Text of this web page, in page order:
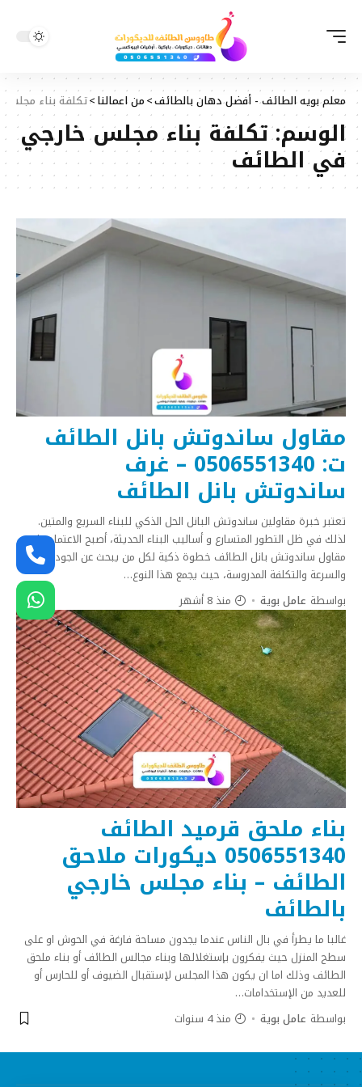
معلم بويه الطائف - أفضل دهان بالطائف>من اعمالنا>تكلفة بناء
الوسم:تكلفة بناء مجلس خارجي
في الطائف
مقاول ساندوتش بانل الطائف
ت: 0506551340 – غرف
ساندوتش بانل الطائف
تعتبر خبرة مقاولين ساندوتش البانل الحل الذكي للبناء السريع والمتين.
لذلك في ظل التطور المتسارع و أساليب البناء الحديثة، أصبح الاعتماد على
مقاول ساندوتش بانل الطائف خطوة ذكية لكل من يبحث عن الجودة
والسرعة والتكلفة المدروسة، حيث يجمع هذا النوع…
بواسطة عامل بوية منذ 8 أشهر
بناء ملحق قرميد الطائف
0506551340 ديكورات ملاحق
الطائف – بناء مجلس خارجي
بالطائف
غالبا ما يطرأ في بال الناس عندما يجدون مساحة فارغة في الحوش او على
سطح المنزل حيث يفكرون بإستغلالها وبناء مجالس الطائف أو بناء ملحق
الطائف وذلك اما ان يكون هذا المجلس لإستقبال الضيوف أو للحارس أو
للعديد من الإستخدامات…
بواسطة عامل بوية منذ 4 سنوات